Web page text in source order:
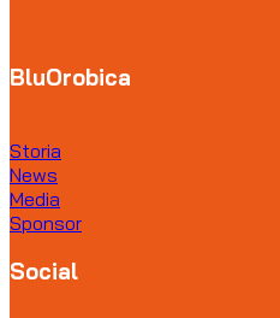
BluOrobica
Storia
News
Media
Sponsor
Social